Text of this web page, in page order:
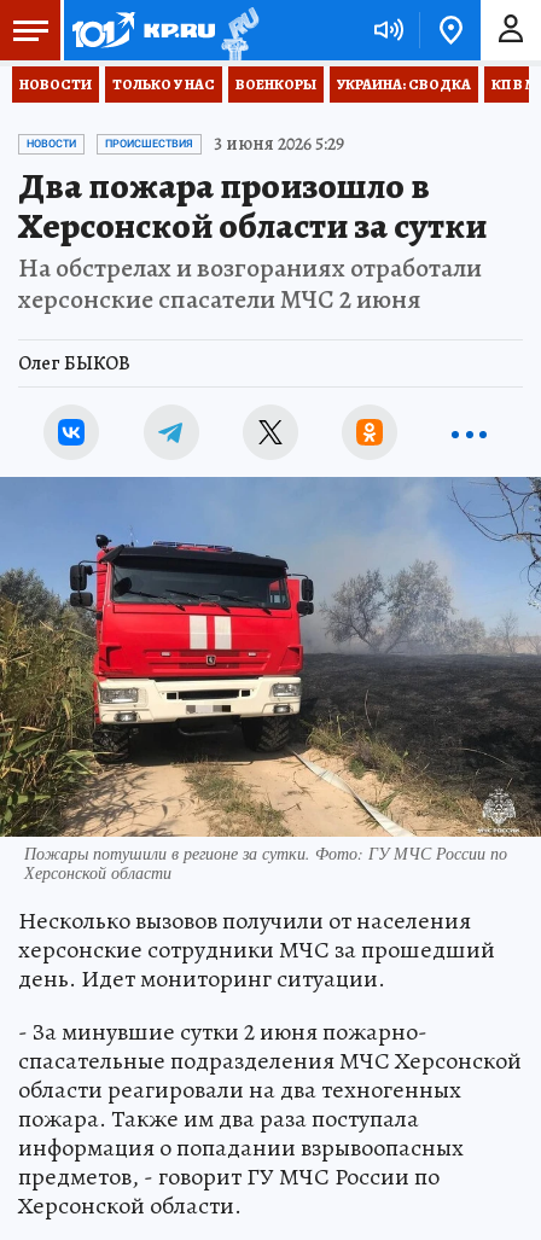
НОВОСТИ ТОЛЬКО У НАС ВОЕНКОРЫ УКРАИНА: СВОДКА КП В
НОВОСТИ ПРОИСШЕСТВИЯ 3 июня 2026 5:29
Два пожара произошло в
Херсонской области за сутки
На обстрелах и возгораниях отработали
херсонские спасатели МЧС 2 июня
Олег БЫКОВ
Пожары потушили в регионе за сутки. Фото: ГУ МЧС России по
Херсонской области
Несколько вызовов получили от населения
херсонские сотрудники МЧС за прошедший
день. Идет мониторинг ситуации.
- За минувшие сутки 2 июня пожарно-
спасательные подразделения МЧС Херсонской
области реагировали на два техногенных
пожара. Также им два раза поступала
информация о попадании взрывоопасных
предметов, - говорит ГУ МЧС России по
Херсонской области.